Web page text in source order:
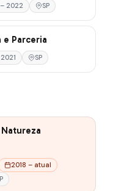
2022 SP
Parceria
SP
Natureza
2018 – atual